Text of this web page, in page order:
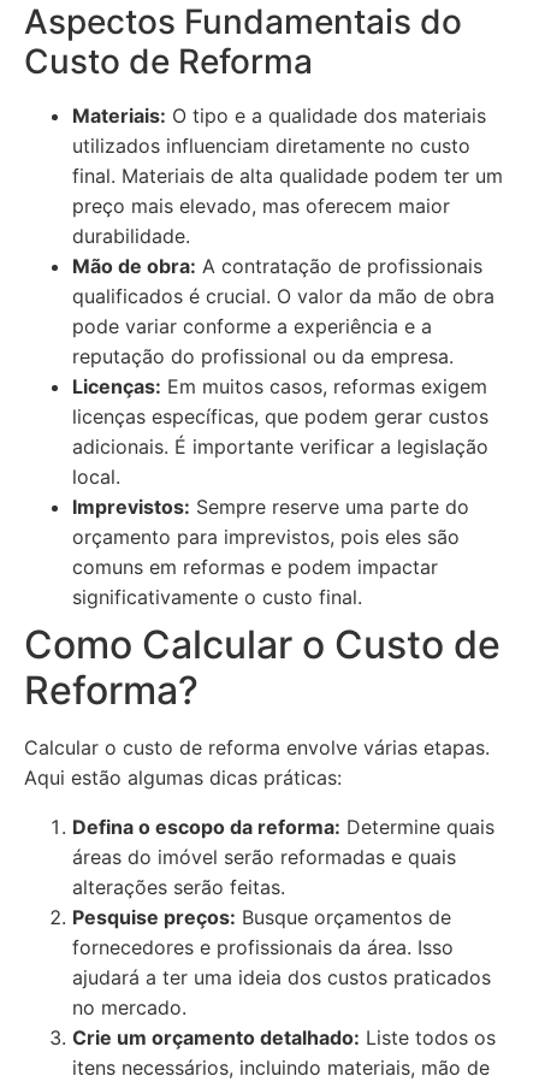
Aspectos Fundamentais do
Custo de Reforma
Materiais: O tipo e a qualidade dos materiais
utilizados influenciam diretamente no custo
final. Materiais de alta qualidade podem ter um
preço mais elevado, mas oferecem maior
durabilidade.
Mão de obra: A contratação de profissionais
qualificados é crucial. O valor da mão de obra
pode variar conforme a experiência e a
reputação do profissional ou da empresa.
Licenças: Em muitos casos, reformas exigem
licenças específicas, que podem gerar custos
adicionais. É importante verificar a legislação
local.
Imprevistos: Sempre reserve uma parte do
orçamento para imprevistos, pois eles são
comuns em reformas e podem impactar
significativamente o custo final.
Como Calcular o Custo de
Reforma?
Calcular o custo de reforma envolve várias etapas.
Aqui estão algumas dicas práticas:
Defina o escopo da reforma: Determine quais
áreas do imóvel serão reformadas e quais
alterações serão feitas.
Pesquise preços: Busque orçamentos de
fornecedores e profissionais da área. Isso
ajudará a ter uma ideia dos custos praticados
no mercado.
Crie um orçamento detalhado: Liste todos os
itens necessários, incluindo materiais, mão de